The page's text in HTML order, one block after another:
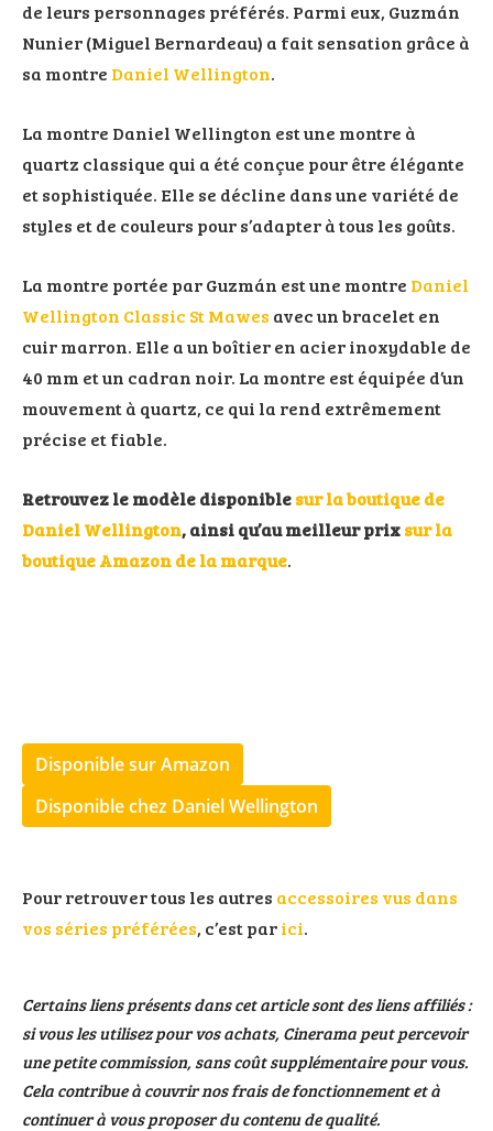
de leurs personnages préférés. Parmi eux, Guzmán
Nu­nier (Mi­guel Ber­nar­deau) a fait sensation grâce à
sa montre Daniel Wellington.
La montre Daniel Wellington est une montre à
quartz classique qui a été conçue pour être élégante
et sophistiquée. Elle se décline dans une variété de
styles et de couleurs pour s’adapter à tous les goûts.
La montre portée par Guzmán est une montre Daniel
Wellington Classic St Mawes avec un bracelet en
cuir marron. Elle a un boîtier en acier inoxydable de
40 mm et un cadran noir. La montre est équipée d’un
mouvement à quartz, ce qui la rend extrêmement
précise et fiable.
Retrouvez le modèle disponiblesur la boutique de
Daniel Wellington, ainsi qu’au meilleur prixsur la
boutique Amazon de la marque.
Disponible sur Amazon
Disponible chez Daniel Wellington
Pour retrouver tous les autres accessoires vus dans
vos séries préférées, c’est parici.
Certains liens présents dans cet article sont des liens affiliés :
si vous les utilisez pour vos achats, Cinerama peut percevoir
une petite commission, sans coût supplémentaire pour vous.
Cela contribue à couvrir nos frais de fonctionnement et à
continuer à vous proposer du contenu de qualité.